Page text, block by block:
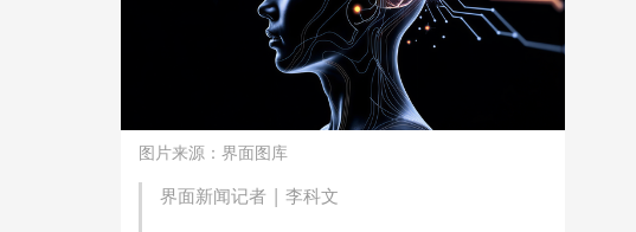
图片来源：界面图库
界面新闻记者 | 李科文